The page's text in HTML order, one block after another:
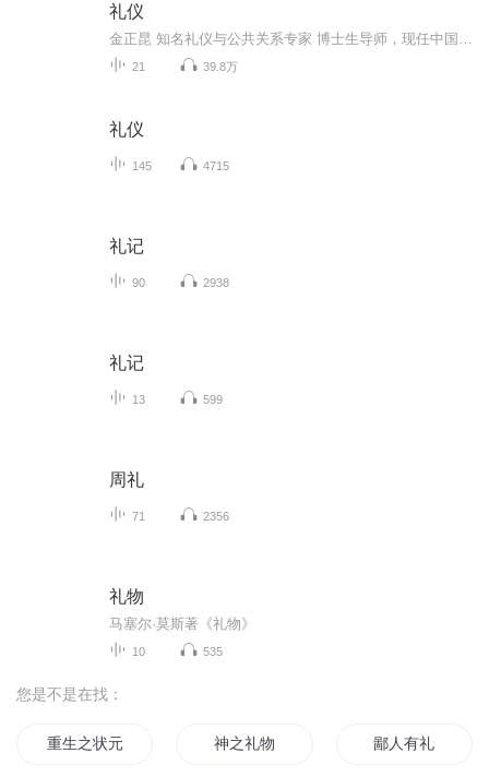
礼仪
21 39.8万
礼仪
145 4715
礼记
90 2938
礼记
13 599
周礼
71 2356
礼物
马塞尔·莫斯著《礼物》
10 535
您是不是在找：
重生之状元有礼 神之礼物 鄙人有礼